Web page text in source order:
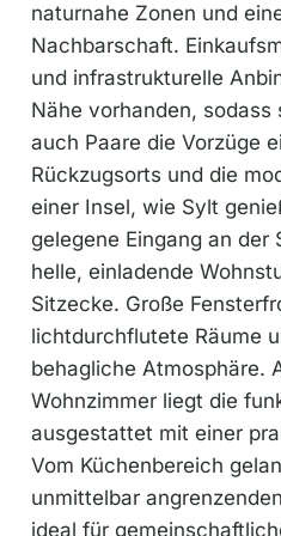
naturnahe Zonen und
Nachbarschaft.
und infrastrukturelle
Nähe vorhanden, sodass
auch Paare die Vorzüge
Rückzugsorts und die
einer Insel, wie Sylt
gelegene Eingang an der
helle, einladende
Sitzecke. Große
lichtdurchflutete Räume
behagliche Atmosphäre.
Wohnzimmer liegt die
ausgestattet mit einer
Vom Küchenbereich
unmittelbar
ideal für